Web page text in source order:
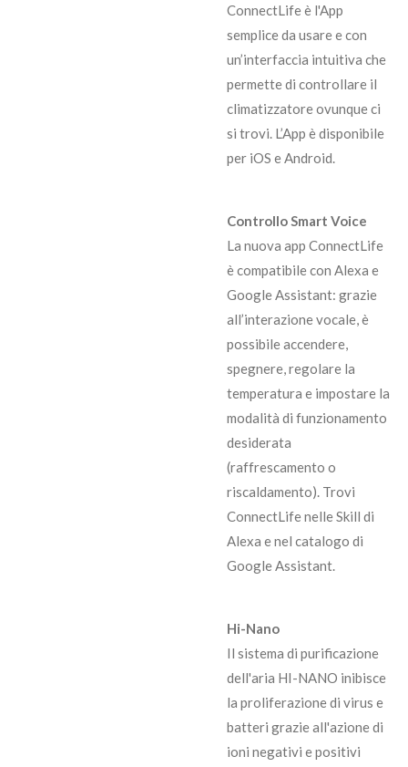
ConnectLife è l'App
semplice da usare e con
un’interfaccia intuitiva che
permette di controllare il
climatizzatore ovunque ci
si trovi. L’App è disponibile
per iOS e Android.
Controllo Smart Voice
La nuova app ConnectLife
è compatibile con Alexa e
Google Assistant: grazie
all’interazione vocale, è
possibile accendere,
spegnere, regolare la
temperatura e impostare la
modalità di funzionamento
desiderata
(raffrescamento o
riscaldamento). Trovi
ConnectLife nelle Skill di
Alexa e nel catalogo di
Google Assistant.
Hi-Nano
Il sistema di purificazione
dell'aria HI-NANO inibisce
la proliferazione di virus e
batteri grazie all'azione di
ioni negativi e positivi